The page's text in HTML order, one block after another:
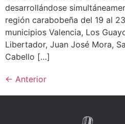
desarrollándose
región carabobeña del 19 al
municipios Valencia, Los
Libertador, Juan José Mora,
Cabello […]
← Anterior